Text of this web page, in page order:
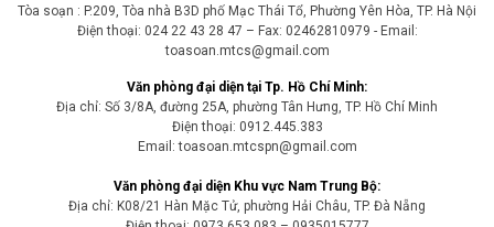
Tòa soạn : P.209, Tòa nhà B3D phố Mạc Thái Tổ, Phường Yên Hòa, TP. Hà Nội
Điện thoại: 024 22 43 28 47 – Fax: 02462810979 - Email:
toasoan.mtcs@gmail.com
Văn phòng đại diện tại Tp. Hồ Chí Minh:
Địa chỉ: Số 3/8A, đường 25A, phường Tân Hưng, TP. Hồ Chí Minh
Điện thoại: 0912.445.383
Email: toasoan.mtcspn@gmail.com
Văn phòng đại diện Khu vực Nam Trung Bộ:
Địa chỉ: K08/21 Hàn Mặc Tử, phường Hải Châu, TP. Đà Nẵng